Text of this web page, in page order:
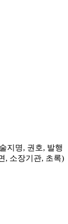
지명, 권호, 발행
, 소장기관, 초록)